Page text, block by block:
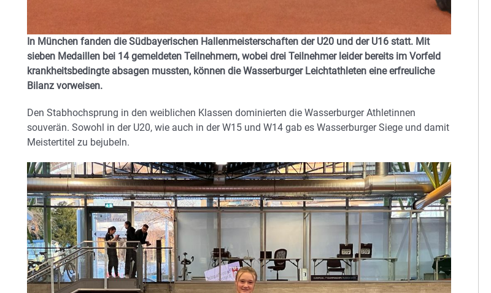
In München fanden die Südbayerischen Hallenmeisterschaften der U20 und der U16 statt. Mit
sieben Medaillen bei 14 gemeldeten Teilnehmern, wobei drei Teilnehmer leider bereits im Vorfeld
krankheitsbedingte absagen mussten, können die Wasserburger Leichtathleten eine erfreuliche
Bilanz vorweisen.
Den Stabhochsprung in den weiblichen Klassen dominierten die Wasserburger Athletinnen
souverän. Sowohl in der U20, wie auch in der W15 und W14 gab es Wasserburger Siege und damit
Meistertitel zu bejubeln.